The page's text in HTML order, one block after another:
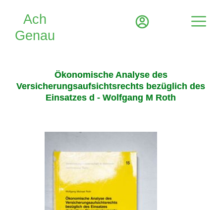
Ökonomische Analyse des
Versicherungsaufsichtsrechts bezüglich des
Einsatzes d - Wolfgang M Roth